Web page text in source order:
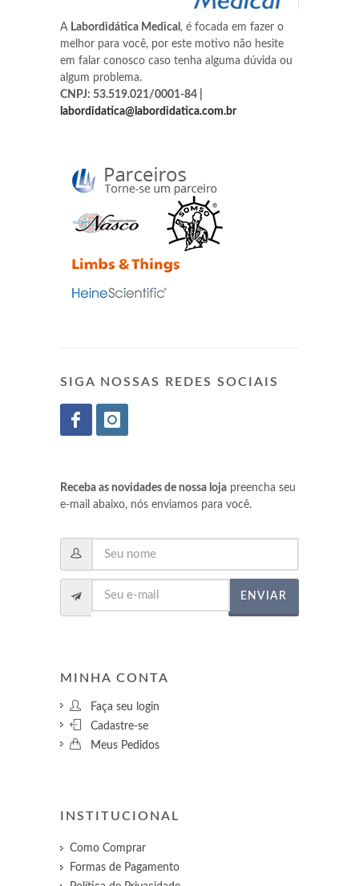
A Labordidática Medical , é focada em fazer o
melhor para você, por este motivo não hesite
em falar conosco caso tenha alguma dúvida ou
algum problema.
CNPJ: 53.519.021/0001-84 |
labordidatica@labordidatica.com.br
SIGA NOSSAS REDES SOCIAIS
Receba as novidades de nossa lojapreencha seu
e-mail abaixo, nós enviamos para você.
ENVIAR
MINHA CONTA
Faça seu login
Cadastre-se
Meus Pedidos
INSTITUCIONAL
Como Comprar
Formas de Pagamento